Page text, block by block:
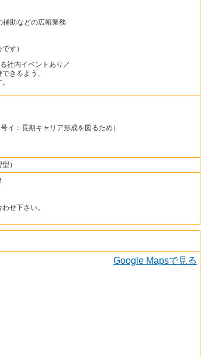
補助などの広報業務
す）
社内イベントあり／
きるよう、
イ：長期キャリア形成を図るため）
）
せ下さい。
Google Mapsで見る